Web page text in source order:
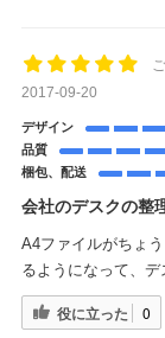
2017-09-20
デザイン
品質
梱包、配送
会社のデスクの整
A4ファイルがちょ
るようになって、
役に立った 0